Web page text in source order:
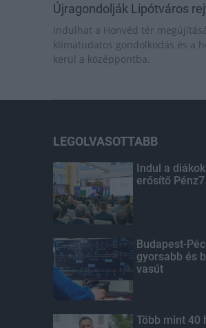
Újragondolják Lipótváros
Indulhat a Honvéd tér
klímatudatos gondolkodás és a
kerül a középpontba.
LEGOLVASOTTABB
Indul a
erősítő
Budapest-
gyorsabb és
vasút
Több mint 40